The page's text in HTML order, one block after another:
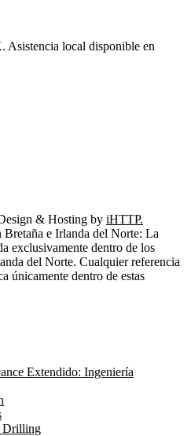
Asistencia local disponible en
& Hosting by iHTTP.
Bretaña e Irlanda del Norte: La
exclusivamente dentro de los
del Norte. Cualquier referencia
únicamente dentro de estas
Extendido: Ingeniería
Drilling